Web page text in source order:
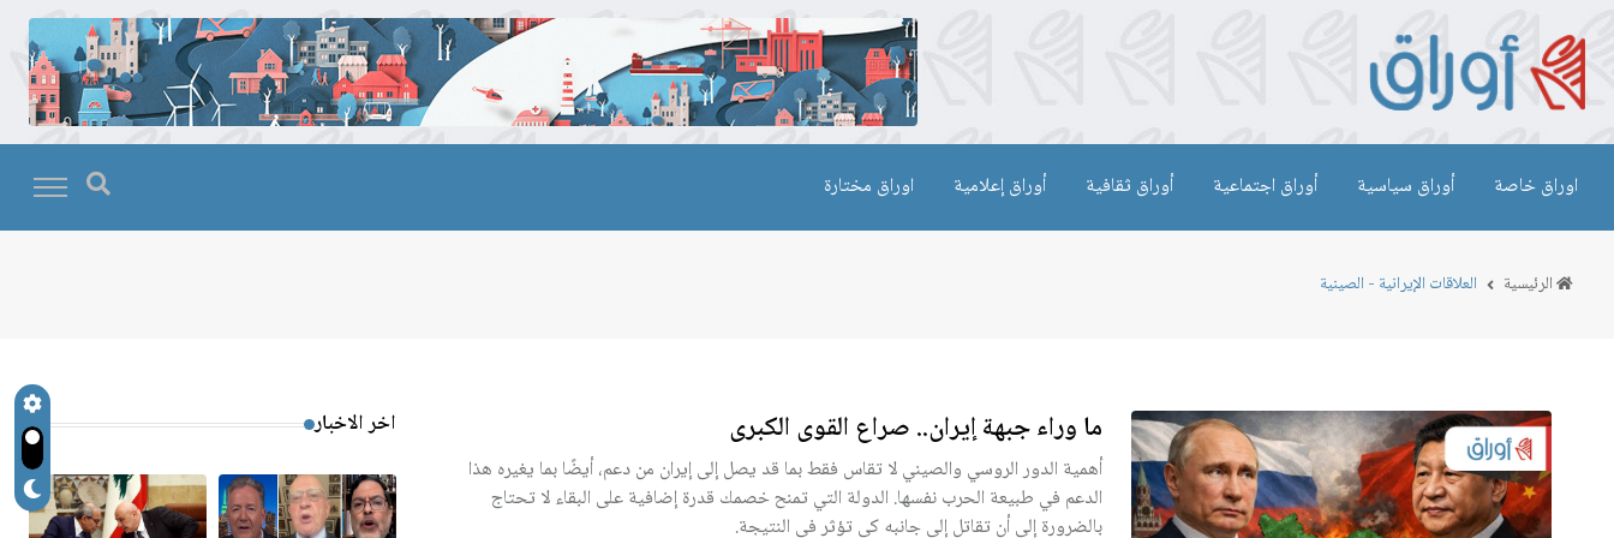
اوراق خاصة أوراق سياسية أوراق اجتماعية أوراق ثقافية أوراق إعلامية اوراق مختارة
الرئيسية العلاقات الإيرانية - الصينية
ما وراء جبهة إيران.. صراع القوى الكبرى
أهمية الدور الروسي والصيني لا تقاس فقط بما قد يصل إلى إيران من دعم، أيضًا بما يغيره هذا
الدعم في طبيعة الحرب نفسها. الدولة التي تمنح خصمك قدرة إضافية على البقاء لا تحتاج
بالضرورة إلى أن تقاتل إلى جانبه كي تؤثر في النتيجة.
اخر الاخبار